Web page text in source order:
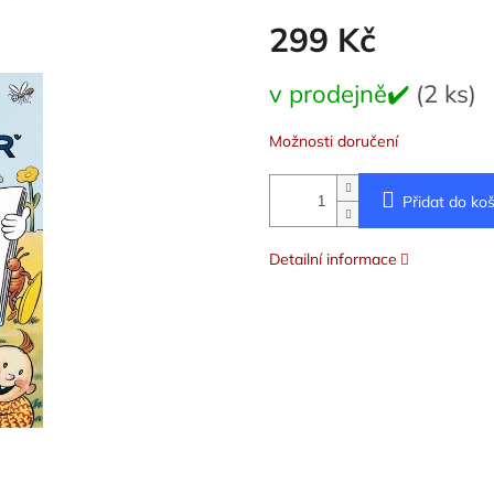
299 Kč
cena:
v prodejně✔️ (2 ks)
Možnosti doručení
Přidat do
Detailní informace